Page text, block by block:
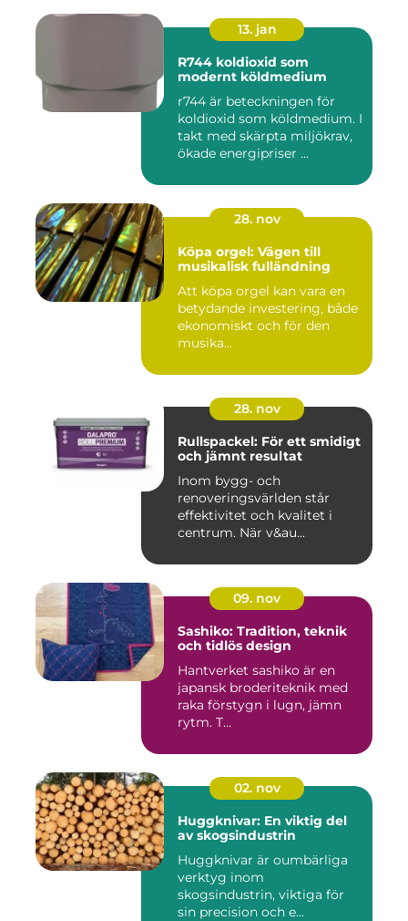
13. jan
R744 koldioxid som
modernt köldmedium
r744 är beteckningen för
koldioxid som köldmedium. I
takt med skärpta miljökrav,
ökade energipriser ...
28. nov
Köpa orgel: Vägen till
musikalisk fulländning
Att köpa orgel kan vara en
betydande investering, både
ekonomiskt och för den
musika...
28. nov
Rullspackel: För ett smidigt
och jämnt resultat
Inom bygg- och
renoveringsvärlden står
effektivitet och kvalitet i
centrum. När v&au...
09. nov
Sashiko: Tradition, teknik
och tidlös design
Hantverket sashiko är en
japansk broderiteknik med
raka förstygn i lugn, jämn
rytm. T...
02. nov
Huggknivar: En viktig del
av skogsindustrin
Huggknivar är oumbärliga
verktyg inom
skogsindustrin, viktiga för
sin precision och e...